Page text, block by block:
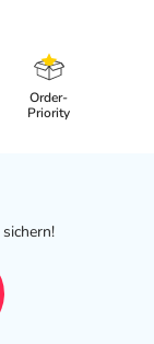
Order-
Priority
sichern!